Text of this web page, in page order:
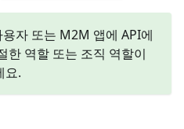
자 또는 M2M 앱에 API에
한 역할 또는 조직 역할이
요.